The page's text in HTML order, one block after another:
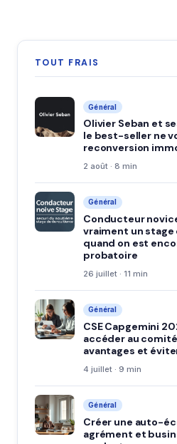
TOUT FRAIS
Général
Olivier Seban et
le best-seller ne
reconversion
2 août · 8 min
Général
Conducteur
vraiment un
quand on est
probatoire
26 juillet · 11 min
Général
CSE Capgemini
accéder au
avantages et
4 juillet · 9 min
Général
Créer une auto-
agrément et